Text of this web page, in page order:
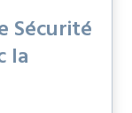
Sécurité
la